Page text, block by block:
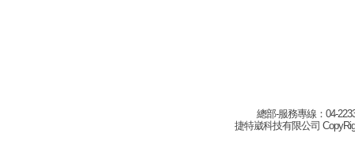
總部-服務專線：04-
捷特崴科技有限公司